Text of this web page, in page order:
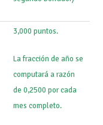
3,000 puntos.
La fracción de año se
computará a razón
de 0,2500 por cada
mes completo.